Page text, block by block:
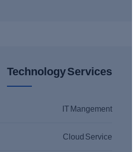
Technology Services
IT Mangement
Cloud Service